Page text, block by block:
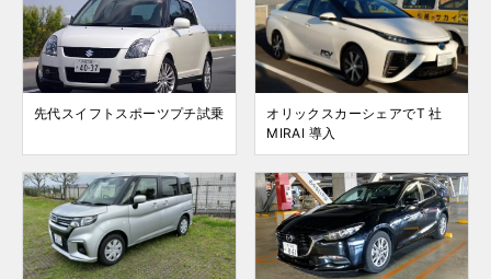
先代スイフトスポーツプチ試乗
オリックスカーシェアでT 社
MIRAI 導入